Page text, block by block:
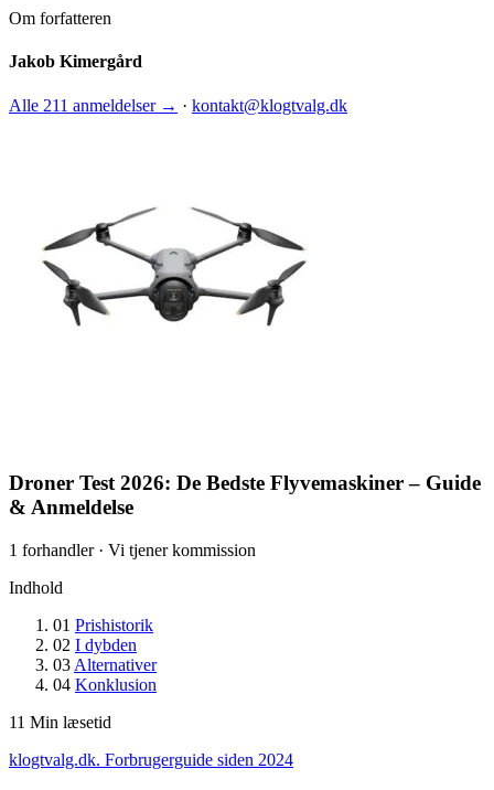
Om forfatteren
Jakob Kimergård
Alle 211 anmeldelser → · kontakt@klogtvalg.dk
Droner Test 2026: De Bedste Flyvemaskiner – Guide
& Anmeldelse
1 forhandler · Vi tjener kommission
Indhold
01 Prishistorik
02 I dybden
03 Alternativer
04 Konklusion
11 Min læsetid
klogtvalg.dk. Forbrugerguide siden 2024